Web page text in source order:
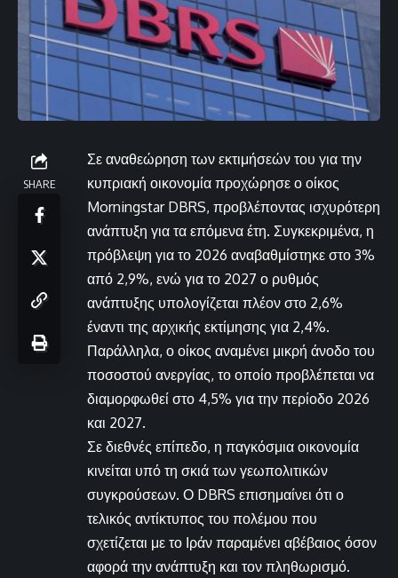
SHARE
Σε αναθεώρηση των εκτιμήσεών του για την
κυπριακή οικονομία προχώρησε ο οίκος
Morningstar DBRS, προβλέποντας ισχυρότερη
ανάπτυξη για τα επόμενα έτη. Συγκεκριμένα, η
πρόβλεψη για το 2026 αναβαθμίστηκε στο 3%
από 2,9%, ενώ για το 2027 ο ρυθμός
ανάπτυξης υπολογίζεται πλέον στο 2,6%
έναντι της αρχικής εκτίμησης για 2,4%.
Παράλληλα, ο οίκος αναμένει μικρή άνοδο του
ποσοστού ανεργίας, το οποίο προβλέπεται να
διαμορφωθεί στο 4,5% για την περίοδο 2026
και 2027.
Σε διεθνές επίπεδο, η παγκόσμια οικονομία
κινείται υπό τη σκιά των γεωπολιτικών
συγκρούσεων. Ο DBRS επισημαίνει ότι ο
τελικός αντίκτυπος του πολέμου που
σχετίζεται με το Ιράν παραμένει αβέβαιος όσον
αφορά την ανάπτυξη και τον πληθωρισμό.